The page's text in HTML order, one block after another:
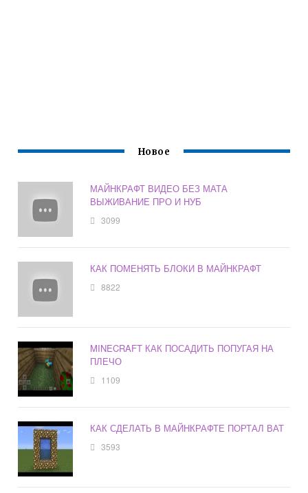
Новое
МАЙНКРАФТ ВИДЕО БЕЗ МАТА
ВЫЖИВАНИЕ ПРО И НУБ
3099
КАК ПОМЕНЯТЬ БЛОКИ В МАЙНКРАФТ
8822
MINECRAFT КАК ПОСАДИТЬ ПОПУГАЯ НА
ПЛЕЧО
1109
КАК СДЕЛАТЬ В МАЙНКРАФТЕ ПОРТАЛ ВАТ
3593